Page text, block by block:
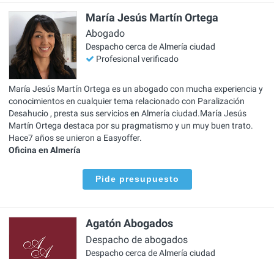
María Jesús Martín Ortega
Abogado
Despacho cerca de Almería ciudad
Profesional verificado
María Jesús Martín Ortega es un abogado con mucha experiencia y
conocimientos en cualquier tema relacionado con Paralización
Desahucio , presta sus servicios en Almería ciudad.María Jesús
Martín Ortega destaca por su pragmatismo y un muy buen trato.
Hace7 años se unieron a Easyoffer.
Oficina en Almería
Pide presupuesto
Agatón Abogados
Despacho de abogados
Despacho cerca de Almería ciudad